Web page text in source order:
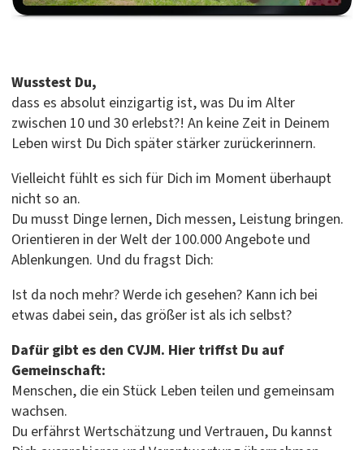
#Gemeinschaft #Hoffnung
#Gebet #NeueWoche
Wusstest Du,
dass es absolut einzigartig ist, was Du im Alter
zwischen 10 und 30 erlebst?! An keine Zeit in Deinem
Leben wirst Du Dich später stärker zurückerinnern.
Vielleicht fühlt es sich für Dich im Moment überhaupt
nicht so an.
Du musst Dinge lernen, Dich messen, Leistung bringen.
Orientieren in der Welt der 100.000 Angebote und
Ablenkungen. Und du fragst Dich:
Ist da noch mehr? Werde ich gesehen? Kann ich bei
etwas dabei sein, das größer ist als ich selbst?
Dafür gibt es den CVJM. Hier triffst Du auf
Gemeinschaft:
Menschen, die ein Stück Leben teilen und gemeinsam
wachsen.
Du erfährst Wertschätzung und Vertrauen, Du kannst